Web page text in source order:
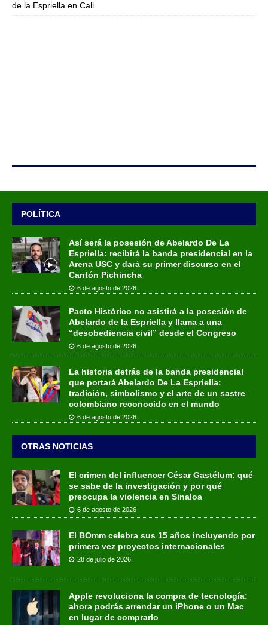
de la Espriella en Cali
POLÍTICA
Así será la posesión de Abelardo De La
Espriella: recibirá la banda presidencial en la
Arena USC y dará su primer discurso en el
Cantón Pichincha
6 de agosto de 2026
Pacto Histórico no asistirá a la posesión de
Abelardo de la Espriella y llama a una
“desobediencia civil” desde el Congreso
6 de agosto de 2026
La historia detrás de la banda presidencial
que portará Abelardo De La Espriella:
tradición, simbolismo y el arte de un sastre
colombiano reconocido en el mundo
6 de agosto de 2026
OTRAS NOTICIAS
El crimen del influencer César Gastélum: qué
se sabe de la investigación y por qué
preocupa la violencia en Sinaloa
6 de agosto de 2026
El BOmm celebra sus 15 años incluyendo por
primera vez proyectos internacionales
28 de julio de 2026
Apple revoluciona la compra de tecnología:
ahora podrás arrendar un iPhone o un Mac
en lugar de comprarlo